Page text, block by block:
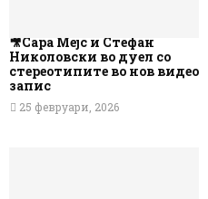
🎥Сара Мејс и Стефан
Николовски во дуел со
стереотипите во нов видео
запис
25 февруари, 2026